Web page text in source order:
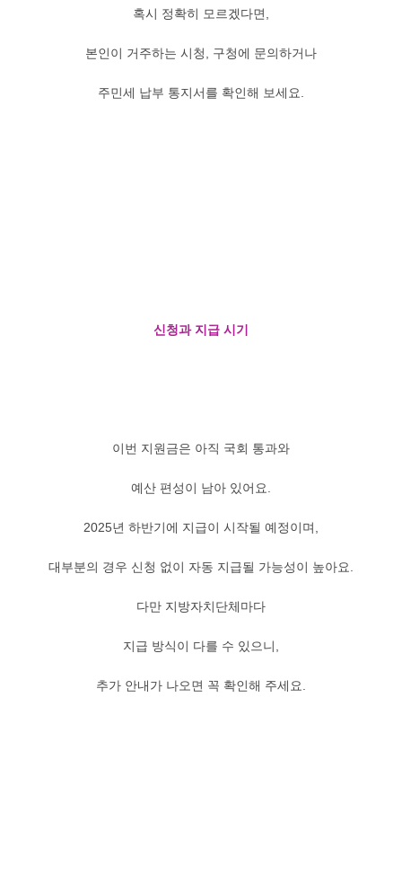
혹시 정확히 모르겠다면,
본인이 거주하는 시청, 구청에 문의하거나
주민세 납부 통지서를 확인해 보세요.
신청과 지급 시기
이번 지원금은 아직 국회 통과와
예산 편성이 남아 있어요.
2025년 하반기에 지급이 시작될 예정이며,
대부분의 경우 신청 없이 자동 지급될 가능성이 높아요.
다만 지방자치단체마다
지급 방식이 다를 수 있으니,
추가 안내가 나오면 꼭 확인해 주세요.